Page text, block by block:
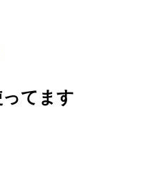
てます